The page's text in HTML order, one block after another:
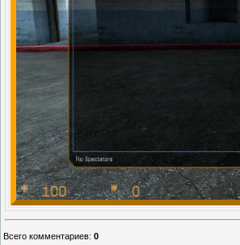
Всего комментариев: 0